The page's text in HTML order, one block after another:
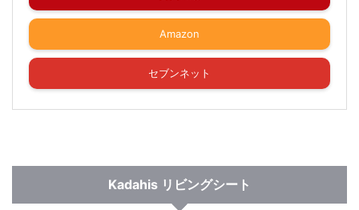
Amazon
セブンネット
Kadahis リビングシート